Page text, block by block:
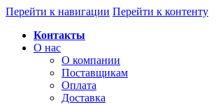
Перейти к навигации Перейти к контенту
Контакты
О нас
О компании
Поставщикам
Оплата
Доставка